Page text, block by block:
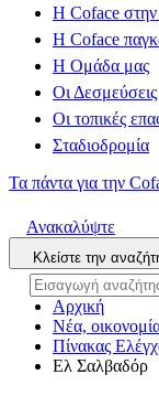
Η Coface
Η Coface
Η Ομάδα μας
Οι
Οι τοπικές
Σταδιοδρομία
Τα πάντα για την
Ανακαλύψτε
Κλείστε την
Αρχική
Νέα,
Πίνακας
Ελ Σαλβαδόρ